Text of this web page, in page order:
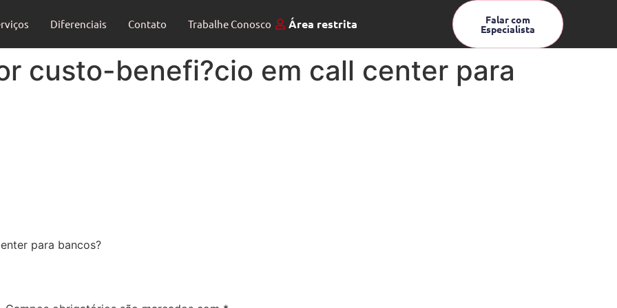
Diferenciais Contato Trabalhe Conosco Área restrita Falar com
Especialista
custo-benefi?cio em call center para
para bancos?